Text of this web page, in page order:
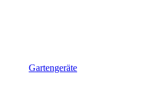
Gartengeräte